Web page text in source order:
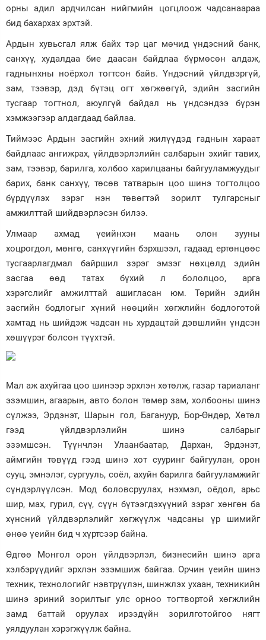
орны адил ардчилсан нийгмийн цогцлоож чадсанаараа
бид бахархах эрхтэй.
Ардын хувьсгал ялж байх тэр цаг мөчид үндэсний банк,
санхүү, худалдаа бие даасан байдлаа бүрмөсөн алдаж,
гаднынхны ноёрхол тогтсон байв. Үндэсний үйлдвэргүй,
зам, тээвэр, дэд бүтэц огт хөгжөөгүй, эдийн засгийн
тусгаар тогтнол, аюулгүй байдал нь үндсэндээ бүрэн
хэмжээгээр алдагдаад байлаа.
Тиймээс Ардын засгийн эхний жилүүдэд гаднын хараат
байдлаас ангижрах, үйлдвэрлэлийн салбарын эхийг тавих,
зам, тээвэр, барилга, холбоо харилцааны байгууламжуудыг
барих, банк санхүү, төсөв татварын цоо шинэ тогтолцоо
бүрдүүлэх зэрэг нэн төвөгтэй зорилт тулгарсныг
амжилттай шийдвэрлэсэн билээ.
Улмаар ахмад үеийнхэн маань олон зууны
хоцрогдол, мөнгө, санхүүгийн бэрхшээл, гадаад ертөнцөөс
тусгаарлагдмал байршил зэрэг эмзэг нөхцөлд эдийн
засгаа өөд татах бүхий л бололцоо, арга
хэрэгслийг амжилттай ашигласан юм. Төрийн эдийн
засгийн бодлогыг хүний нөөцийн хөгжлийн бодлоготой
хамтад нь шийдэж чадсан нь хурдацтай дэвшлийн үндсэн
хөшүүрэг болсон түүхтэй.
Мал аж ахуйгаа цоо шинээр эрхлэн хөтөлж, газар тариаланг
эзэмшин, агаарын, авто болон төмөр зам, холбооны шинэ
сүлжээ, Эрдэнэт, Шарын гол, Багануур, Бор-Өндөр, Хөтөл
гээд үйлдвэрлэлийн шинэ салбарыг
эзэмшсэн. Түүнчлэн Улаанбаатар, Дархан, Эрдэнэт,
аймгийн төвүүд гээд шинэ хот сууринг байгуулан, орон
сууц, эмнэлэг, сургууль, соёл, ахуйн барилга байгууламжийг
сүндэрлүүлсэн. Мод боловсруулах, нэхмэл, оёдол, арьс
шир, мах, гурил, сүү, сүүн бүтээгдэхүүний зэрэг хөнгөн ба
хүнсний үйлдвэрлэлийг хөгжүүлж чадсаны үр шимийг
өнөө үеийн бид ч хүртсээр байна.
Өдгөө Монгол орон үйлдвэрлэл, бизнесийн шинэ арга
хэлбэрүүдийг эрхлэн эзэмшиж байгаа. Орчин үеийн шинэ
техник, технологийг нэвтрүүлэн, шинжлэх ухаан, техникийн
шинэ эриний зорилтыг улс орноо тогтвортой хөгжлийн
замд баттай оруулах ирээдүйн зорилготойгоо нягт
уялдуулан хэрэгжүүлж байна.